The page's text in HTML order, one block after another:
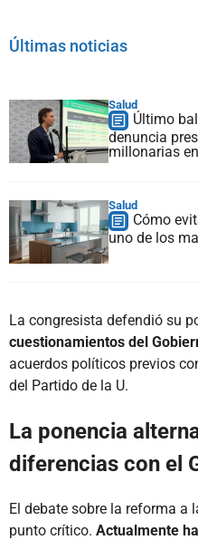
Últimas noticias
Salud
Último
denuncia
millonarias
Salud
Cómo
uno de los
La congresista defendió su
cuestionamientos del
acuerdos políticos previos
del Partido de la U.
La ponencia
diferencias con el
El debate sobre la reforma a
punto crítico. Actualmente